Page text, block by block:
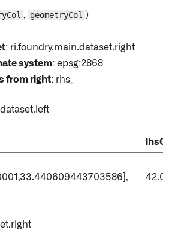
, geometryCol )
: ri.foundry.main.dataset.right
system: epsg:2868
from right: rhs_
42.0